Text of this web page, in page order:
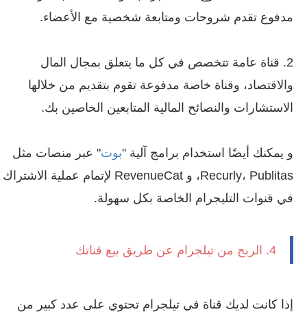
مدفوع تقدم شروحات ومتابعة شخصية مع الأعضاء.
2. قناة عامة تتخصص في كل ما يتعلق بمجال المال
والاقتصاد، وقناة خاصة مدفوعة تقوم بتقديم من خلالها
الاستشارات والنصائح المالية المتابعين الخاصين بك.
و يمكنك أيضًا استخدام برامج آلية "بوت" عبر منصات مثل
Recurly، Publitas، و RevenueCat لإتمام عملية الاشتراك
في قنوات التليجرام الخاصة بكل سهولة.
4. الربح من تيلجرام عن طريق بيع قناتك
إذا كانت لديك قناة في تيلجرام تحتوي على عدد كبير من